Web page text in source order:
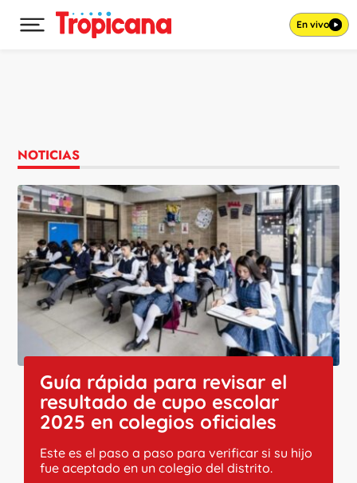
Desplegar menú principal En vivo
NOTICIAS
Guía rápida para revisar el
resultado de cupo escolar
2025 en colegios oficiales
Este es el paso a paso para verificar si su hijo
fue aceptado en un colegio del distrito.